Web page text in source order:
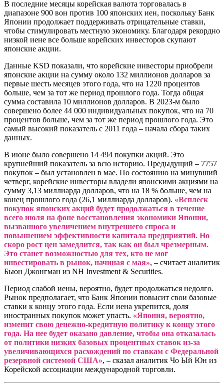
В последние месяцы корейская валюта торговалась в
диапазоне 900 вон против 100 японских иен, поскольку Банк
Японии продолжает поддерживать отрицательные ставки,
чтобы стимулировать местную экономику. Благодаря рекордно
низкой иене все больше корейских инвесторов скупают
японские акции.
Данные KSD показали, что корейские инвесторы приобрели
японские акции на сумму около 132 миллионов долларов за
первые шесть месяцев этого года, что на 1220 процентов
больше, чем за тот же период прошлого года. Тогда общая
сумма составила 10 миллионов долларов. В 2023-м было
совершено более 44 000 индивидуальных покупок, что на 70
процентов больше, чем за тот же период прошлого года. Это
самый высокий показатель с 2011 года – начала сбора таких
данных.
В июне было совершено 14 494 покупки акций. Это
крупнейший показатель за всю историю. Предыдущий – 7757
покупок – был установлен в мае. По состоянию на минувший
четверг, корейские инвесторы владели японскими акциями на
сумму 3,13 миллиарда долларов, что на 18 % больше, чем на
конец прошлого года (26,1 миллиарда долларов). «Всплеск
покупок японских акций будет продолжаться в течение
всего июля на фоне восстановления экономики Японии,
вызванного увеличением внутреннего спроса и
повышением эффективности капитала предприятий. Но
скоро рост цен замедлится, так как он был чрезмерным.
Это станет возможностью для тех, кто не мог
инвестировать в рынок, начиная с мая», – считает аналитик
Бьюн Джонгман из NH Investment & Securities.
Период слабой иены, вероятно, будет продолжаться недолго.
Рынок предполагает, что Банк Японии повысит свои базовые
ставки к концу этого года. Если иена укрепится, доля
иностранных покупок может упасть. «Япония, вероятно,
изменит свою денежно-кредитную политику к концу этого
года. На нее будет оказано давление, чтобы она отказалась
от политики низких базовых процентных ставок из-за
увеличивающихся расхождений по ставкам с Федеральной
резервной системой США», – сказал аналитик Чо Ый Юн из
Корейской ассоциации международной торговли.